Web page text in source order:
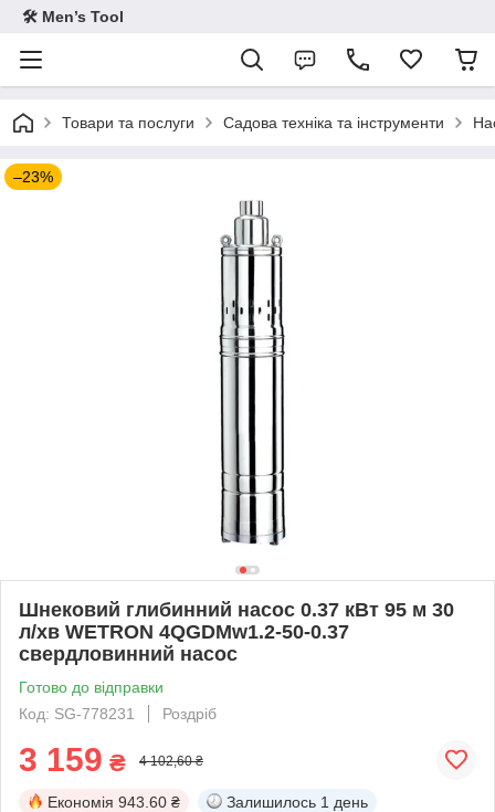
🛠 Men’s Tool
Товари та послуги Садова техніка та інструменти
–23%
Шнековий глибинний насос 0.37 кВт 95 м 30
л/хв WETRON 4QGDMw1.2-50-0.37
свердловинний насос
Готово до відправки
Код: SG-778231
Роздріб
3 159 ₴ 4 102,60 ₴
Економія 943.60 ₴ Залишилось 1 день